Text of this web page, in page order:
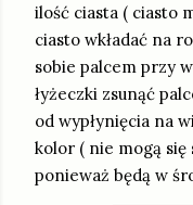
ilość ciasta ( ciasto
ciasto wkładać na
sobie palcem przy
łyżeczki zsunąć
od wypłynięcia na
kolor ( nie mogą się
ponieważ będą w